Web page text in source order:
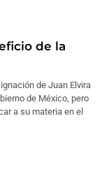
de la
de Juan Elvira
de México, pero
a su materia en el